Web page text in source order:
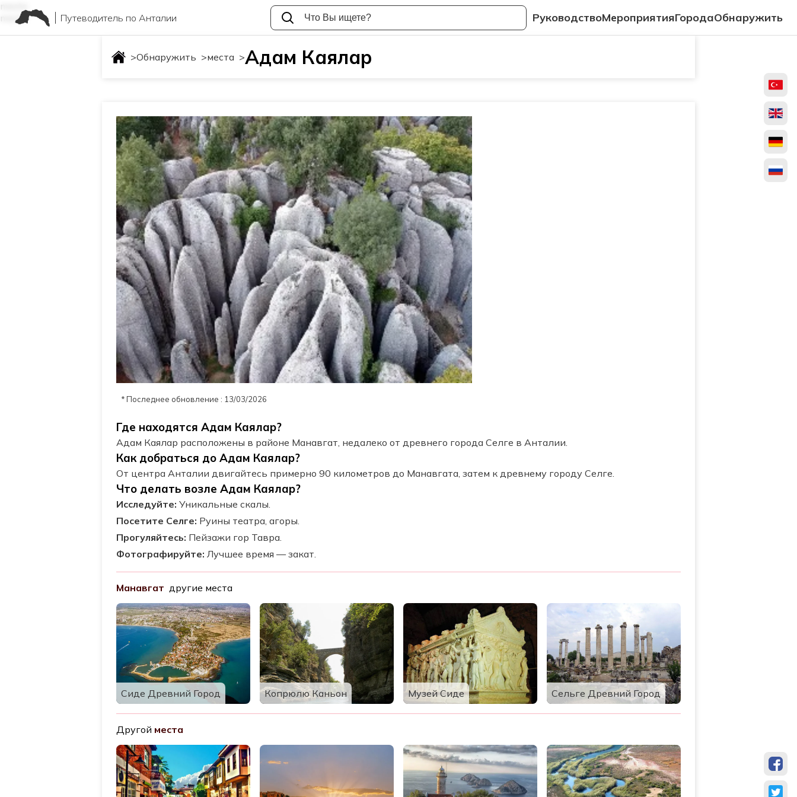
mesta
mesta
Путеводитель по Анталии РуководствоМероприятияГородаОбнаружить
>Обнаружить >места >Адам Каялар
* Последнее обновление : 13/03/2026
Где находятся Адам Каялар?
Адам Каялар расположены в районе Манавгат, недалеко от древнего города Селге в Анталии.
Как добраться до Адам Каялар?
От центра Анталии двигайтесь примерно 90 километров до Манавгата, затем к древнему городу Селге.
Что делать возле Адам Каялар?
Исследуйте: Уникальные скалы.
Посетите Селге: Руины театра, агоры.
Прогуляйтесь: Пейзажи гор Тавра.
Фотографируйте: Лучшее время — закат.
Манавгат другие места
Сиде Древний Город Копрюлю Каньон Музей Сиде Сельге Древний Город
Другой места